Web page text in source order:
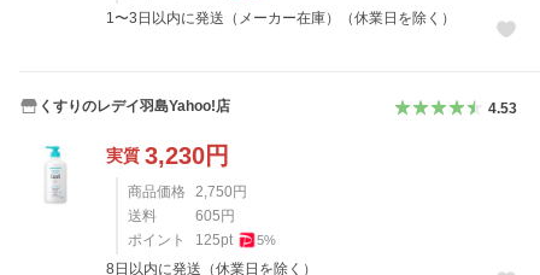
1〜3日以内に発送（メーカー在庫）（休業日を除く）
くすりのレデイ羽島Yahoo!店 4.53
実質 3,230円
商品価格 2,750円
送料
605円
ポイント
125pt 5%
8日以内に発送（休業日を除く）